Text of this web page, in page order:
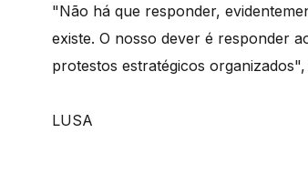
"Não há que responder,
existe. O nosso dever é responder
protestos estratégicos organizados",
LUSA